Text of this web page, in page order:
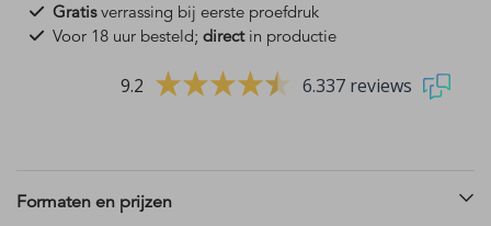
Gratisverrassing bij eerste proefdruk
Voor 18 uur besteld; directin productie
9.2 6.337 reviews
Formaten en prijzen